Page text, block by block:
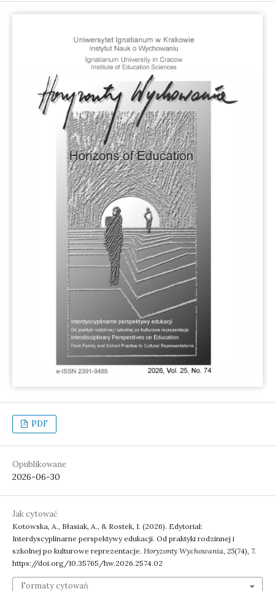
PDF
Opublikowane
2026-06-30
Jak cytować
Kotowska, A., Błasiak, A., & Rostek, I. (2026). Edytorial:
Interdyscyplinarne perspektywy edukacji. Od praktyki rodzinnej i
szkolnej po kulturowe reprezentacje. Horyzonty Wychowania, 25(74), 7.
https://doi.org/10.35765/hw.2026.2574.02
Formaty cytowań